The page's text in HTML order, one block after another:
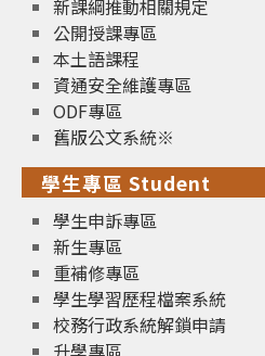
新課綱推動相關規定
公開授課專區
本土語課程
資通安全維護專區
ODF專區
舊版公文系統※
學生專區 Student
學生申訴專區
新生專區
重補修專區
學生學習歷程檔案系統
校務行政系統解鎖申請
升學專區